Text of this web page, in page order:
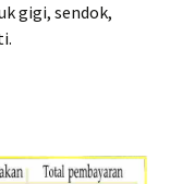
gigi, sendok,